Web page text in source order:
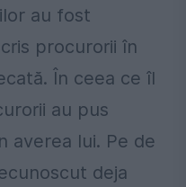
au fost
procurorii în
În ceea ce îl
au pus
averea lui. Pe de
deja